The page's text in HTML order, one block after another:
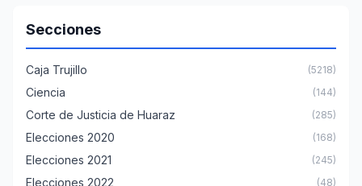
Secciones
Caja Trujillo (5218)
Ciencia (144)
Corte de Justicia de Huaraz (285)
Elecciones 2020 (168)
Elecciones 2021 (245)
Elecciones 2022 (48)